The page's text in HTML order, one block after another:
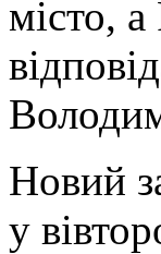
місто,
Новий
у